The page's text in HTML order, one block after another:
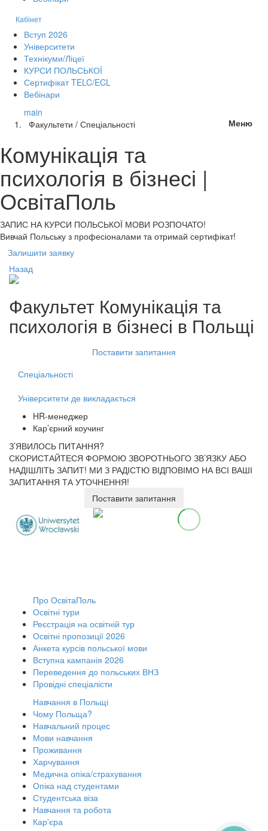
Кабінет
Вступ 2026
Університети
Технікуми/Ліцеї
КУРСИ ПОЛЬСЬКОЇ
Сертифікат TELC/ECL
Вебінари
Меню
main
Факультети / Спеціальності
Комунікація та
психологія в бізнесі |
ОсвітаПоль
ЗАПИС НА КУРСИ ПОЛЬСЬКОЇ МОВИ РОЗПОЧАТО!
Вивчай Польську з професіоналами та отримай сертифікат!
Залишити заявку
Назад
Факультет Комунікація та
психологія в бізнесі в Польщі
Поставити запитання
Спеціальності
Університети де викладається
HR-менеджер
Кар’єрний коучинг
З’ЯВИЛОСЬ ПИТАННЯ?
СКОРИСТАЙТЕСЯ ФОРМОЮ ЗВОРОТНЬОГО ЗВ’ЯЗКУ АБО
НАДІШЛІТЬ ЗАПИТ! МИ З РАДІСТЮ ВІДПОВІМО НА ВСІ ВАШІ
ЗАПИТАННЯ ТА УТОЧНЕННЯ!
Поставити запитання
Про ОсвітаПоль
Освітні тури
Реєстрація на освітній тур
Освітні пропозиції 2026
Анкета курсів польської мови
Вступна кампанія 2026
Переведення до польських ВНЗ
Провідні спеціалісти
Навчання в Польщі
Чому Польща?
Навчальний процес
Мови навчання
Проживання
Харчування
Медична опіка/страхування
Опіка над студентами
Студентська віза
Навчання та робота
Кар'єра